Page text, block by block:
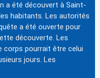
a été découvert à Saint-
habitants. Les autorités
a été ouverte pour
découverte. Les
corps pourrait être celui
jours. Les